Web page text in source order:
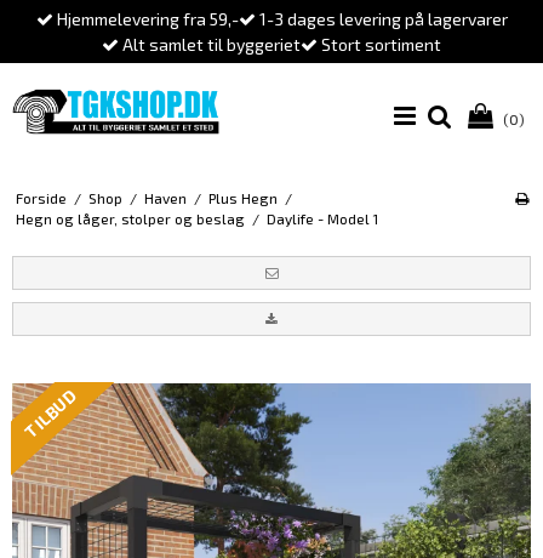
Hjemmelevering fra 59,-
1-3 dages levering på lagervarer
Alt samlet til byggeriet
Stort sortiment
(0)
Forside / Shop / Haven / Plus Hegn /
Hegn og låger, stolper og beslag / Daylife - Model 1
TILBUD